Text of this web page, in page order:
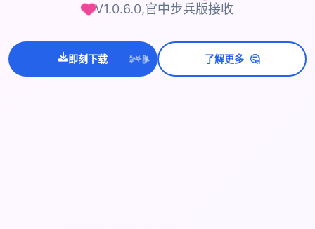
V1.0.6.0,官中步兵版接收
即刻下载 ✨
⭐💫 了解更多 🤔